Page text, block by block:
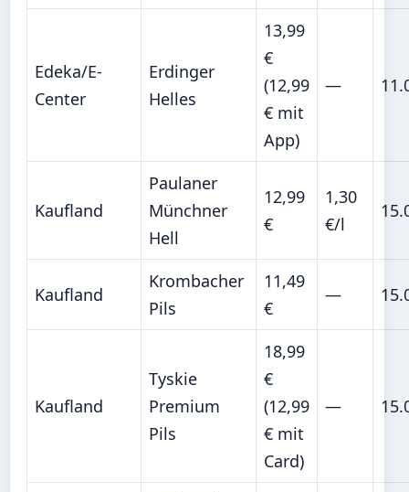
Edeka/E-
Center
Erdinger
Helles
13,99
€
(12,99
€ mit
App)
—
Kaufland
Paulaner
Münchner
Hell
12,99
€
1,30
€/l
Kaufland
Krombacher
Pils
11,49
€
—
Kaufland
Tyskie
Premium
Pils
18,99
€
(12,99
€ mit
Card)
—